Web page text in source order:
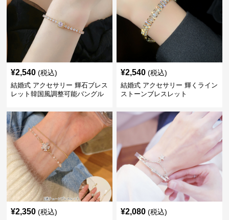
¥2,540 (税込)
結婚式 アクセサリー 輝石ブレス
レット韓国風調整可能バングル
¥2,540 (税込)
結婚式 アクセサリー 輝くライン
ストーンブレスレット
¥2,350 (税込) ¥2,080 (税込)